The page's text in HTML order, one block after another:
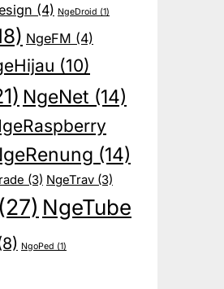
(4) NgeDroid (1)
NgeFM (4)
(10)
NgeNet (14)
(14)
(3) NgeTrav(3)
(27) NgeTube
NgoPed (1)